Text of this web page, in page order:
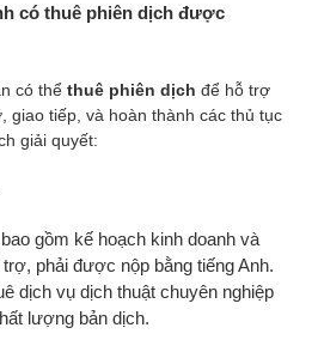
có thuê phiên dịch được
có thể thuê phiên dịch để hỗ trợ
giao tiếp, và hoàn thành các thủ tục
giải quyết:
gồm kế hoạch kinh doanh và
phải được nộp bằng tiếng Anh.
dịch vụ dịch thuật chuyên nghiệp
lượng bản dịch.